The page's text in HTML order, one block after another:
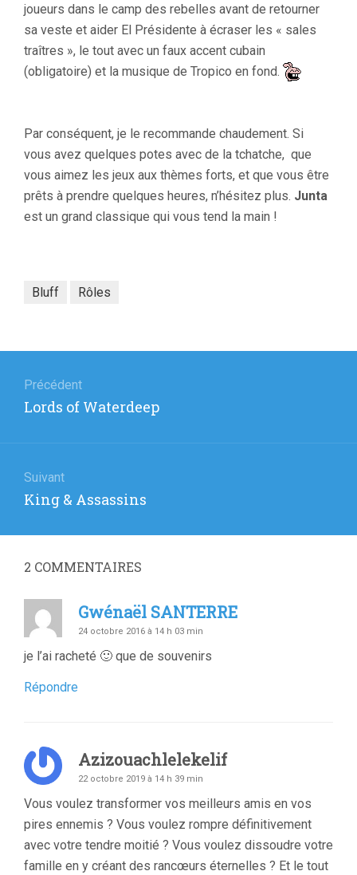
joueurs dans le camp des rebelles avant de retourner
sa veste et aider El Présidente à écraser les « sales
traîtres », le tout avec un faux accent cubain
(obligatoire) et la musique de Tropico en fond.
Par conséquent, je le recommande chaudement. Si
vous avez quelques potes avec de la tchatche, que
vous aimez les jeux aux thèmes forts, et que vous être
prêts à prendre quelques heures, n’hésitez plus. Junta
est un grand classique qui vous tend la main !
Bluff Rôles
de
l’article
Précédent
Article
Lords of Waterdeep
Suivant
Article
:
King & Assassins
2 COMMENTAIRES
Gwénaël SANTERRE
24 octobre 2016 à 14 h 03 min
je l’ai racheté 🙂 que de souvenirs
Répondre
Azizouachlelekelif
22 octobre 2019 à 14 h 39 min
Vous voulez transformer vos meilleurs amis en vos
pires ennemis ? Vous voulez rompre définitivement
avec votre tendre moitié ? Vous voulez dissoudre votre
famille en y créant des rancœurs éternelles ? Et le tout